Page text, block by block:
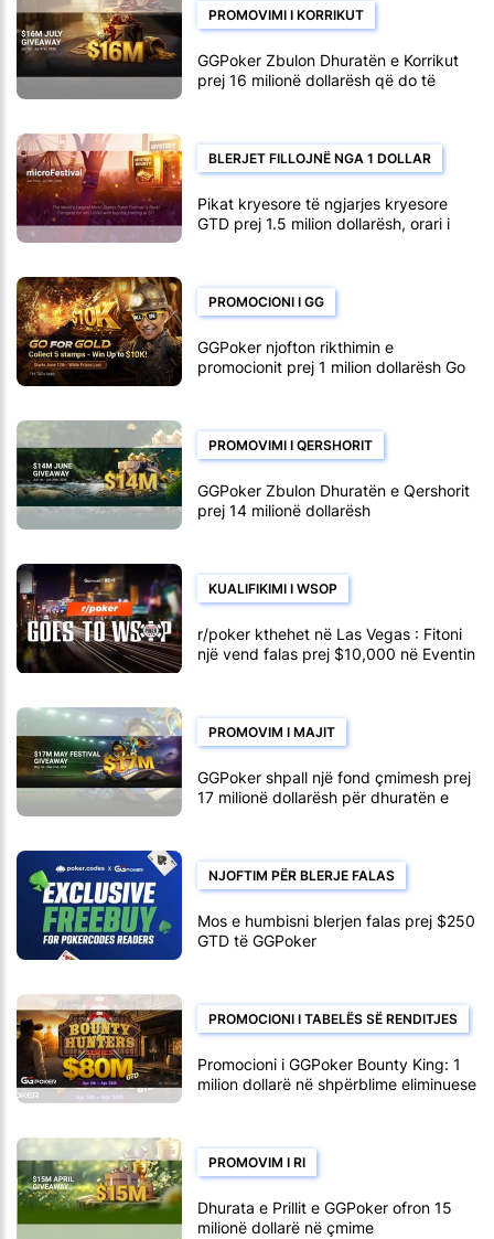
PROMOVIMI I KORRIKUT
GGPoker Zbulon Dhuratën e Korrikut
prej 16 milionë dollarësh që do të
BLERJET FILLOJNË NGA 1 DOLLAR
Pikat kryesore të ngjarjes kryesore
GTD prej 1.5 milion dollarësh, orari i
PROMOCIONI I GG
GGPoker njofton rikthimin e
promocionit prej 1 milion dollarësh Go
PROMOVIMI I QERSHORIT
GGPoker Zbulon Dhuratën e Qershorit
prej 14 milionë dollarësh
KUALIFIKIMI I WSOP
r/poker kthehet në Las Vegas : Fitoni
një vend falas prej $10,000 në Eventin
PROMOVIM I MAJIT
GGPoker shpall një fond çmimesh prej
17 milionë dollarësh për dhuratën e
NJOFTIM PËR BLERJE FALAS
Mos e humbisni blerjen falas prej $250
GTD të GGPoker
PROMOCIONI I TABELËS SË RENDITJES
Promocioni i GGPoker Bounty King: 1
milion dollarë në shpërblime eliminuese
PROMOVIM I RI
Dhurata e Prillit e GGPoker ofron 15
milionë dollarë në çmime